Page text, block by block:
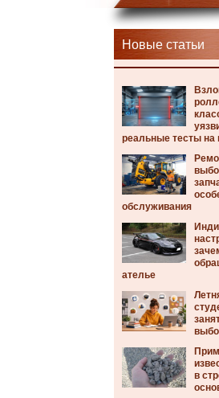
Новые статьи
реальные тесты на
обслуживания
ателье
в